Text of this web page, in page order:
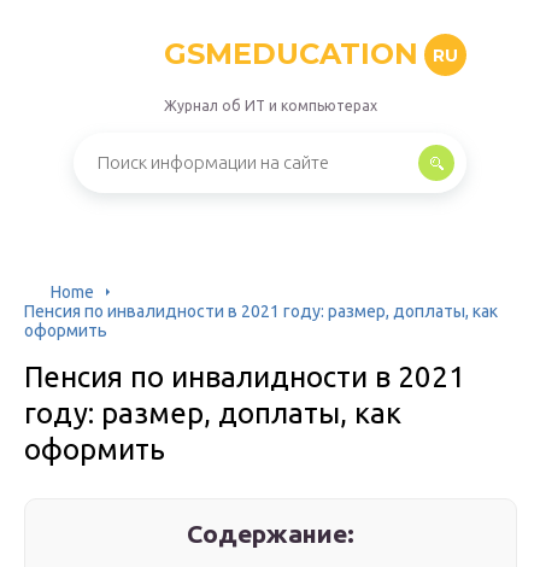
GSMEDUCATION RU
Журнал об ИТ и компьютерах
Home
Пенсия по инвалидности в 2021 году: размер, доплаты, как
оформить
Пенсия по инвалидности в 2021
году: размер, доплаты, как
оформить
Содержание: